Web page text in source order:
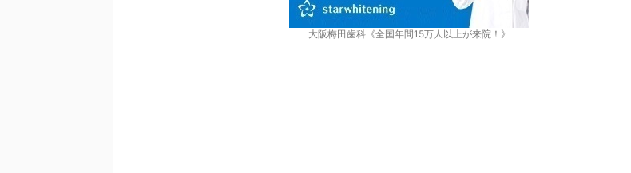
大阪梅田歯科《全国年間15万人以上が来院！》